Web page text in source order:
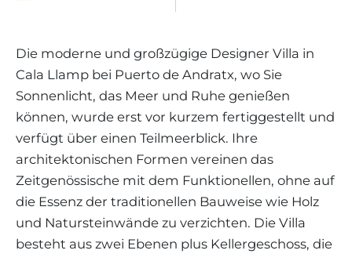
Die moderne und großzügige Designer Villa in
Cala Llamp bei Puerto de Andratx, wo Sie
Sonnenlicht, das Meer und Ruhe genießen
können, wurde erst vor kurzem fertiggestellt und
verfügt über einen Teilmeerblick. Ihre
architektonischen Formen vereinen das
Zeitgenössische mit dem Funktionellen, ohne auf
die Essenz der traditionellen Bauweise wie Holz
und Natursteinwände zu verzichten. Die Villa
besteht aus zwei Ebenen plus Kellergeschoss, die